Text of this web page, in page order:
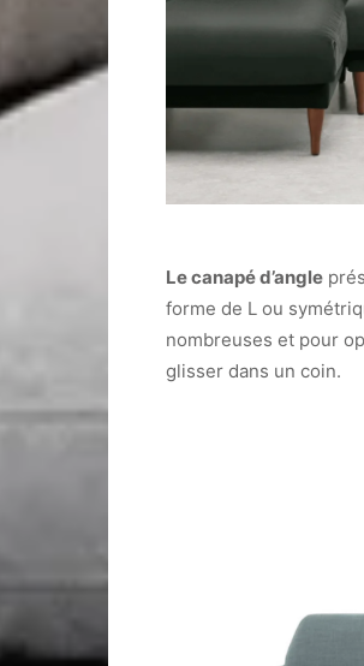
Le canapé d’angle
forme de L ou
nombreuses et pour
glisser dans un coin.